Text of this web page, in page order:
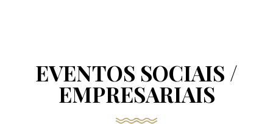
EVENTOS SOCIAIS /
EMPRESARIAIS